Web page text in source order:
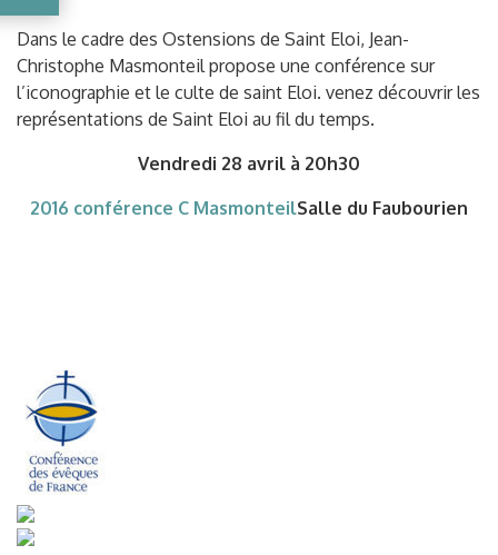
Dans le cadre des Ostensions de Saint Eloi, Jean-
Christophe Masmonteil propose une conférence sur
l’iconographie et le culte de saint Eloi. venez découvrir les
représentations de Saint Eloi au fil du temps.
Vendredi 28 avril à 20h30
2016 conférence C MasmonteilSalle du Faubourien